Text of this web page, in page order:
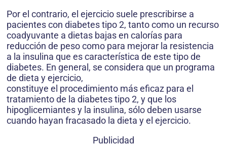
Por el contrario, el ejercicio suele prescribirse a
pacientes con diabetes tipo 2, tanto como un recurso
coadyuvante a dietas bajas en calorías para
reducción de peso como para mejorar la resistencia
a la insulina que es característica de este tipo de
diabetes. En general, se considera que un programa
de dieta y ejercicio,
constituye el procedimiento más eficaz para el
tratamiento de la diabetes tipo 2, y que los
hipoglicemiantes y la insulina, sólo deben usarse
cuando hayan fracasado la dieta y el ejercicio.
Publicidad